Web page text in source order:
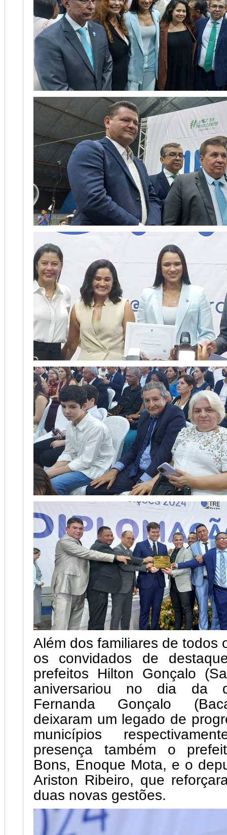
Além dos familiares de todos
os convidados de
prefeitos Hilton Gonçalo
aniversariou no dia da
Fernanda Gonçalo
deixaram um legado de
municípios
presença também o
Bons, Enoque Mota, e o
Ariston Ribeiro, que
duas novas gestões.